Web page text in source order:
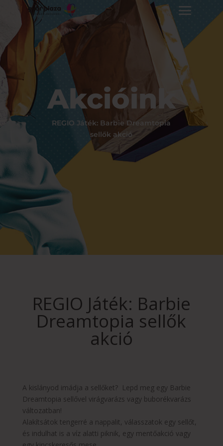
Akcióink
REGIO Játék: Barbie Dreamtopia
sellők akció
REGIO Játék: Barbie
Dreamtopia sellők
akció
A kislányod imádja a sellőket? Lepd meg egy Barbie
Dreamtopia sellővel virágvarázs vagy buborékvarázs
változatban!
Alakítsátok tengerré a nappalit, válasszatok egy sellőt,
és indulhat is a víz alatti piknik, egy mentőakció vagy